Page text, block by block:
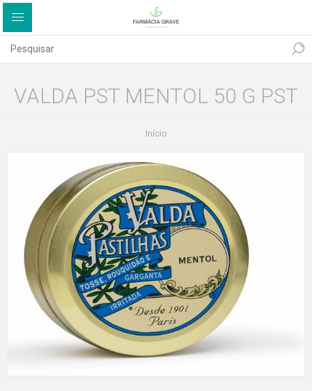
VALDA PST MENTOL 50 G PST
Início